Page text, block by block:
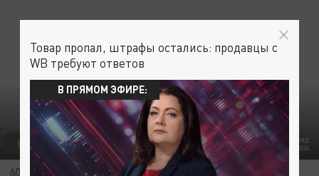
ВЛАСТИ КНДР ОТКРЫЛИ ГРАНИЦУ ДЛЯ ИНОСТРАННЫХ ТУРИСТОВ. ФОТО: ВИНФРИД
РОТЕРМЕЛЬ/GLOBALLOOKPRESS
ОБЩЕСТВО
АЛЕКСАНДР ЛОГИНОВ 16 ЯНВАРЯ 18:45
Товар пропал, штрафы остались: продавцы с
WB требуют ответов
В ПРЯМОМ ЭФИРЕ: